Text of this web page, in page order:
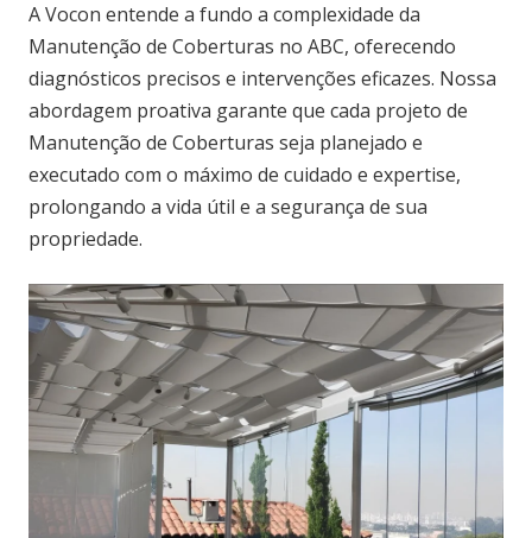
A Vocon entende a fundo a complexidade da
Manutenção de Coberturas no ABC, oferecendo
diagnósticos precisos e intervenções eficazes. Nossa
abordagem proativa garante que cada projeto de
Manutenção de Coberturas seja planejado e
executado com o máximo de cuidado e expertise,
prolongando a vida útil e a segurança de sua
propriedade.